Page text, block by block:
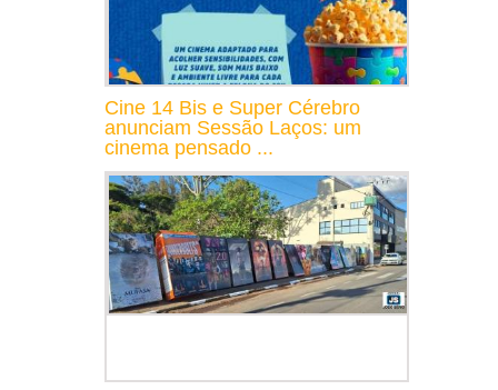
Cine 14 Bis e Super Cérebro
anunciam Sessão Laços: um
cinema pensado ...